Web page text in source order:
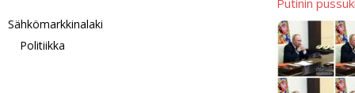
Sähkömarkkinalaki
Politiikka